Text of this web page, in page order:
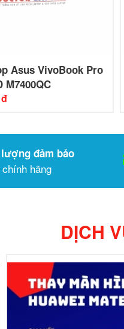
Asus VivoBook Pro
M7400QC
đảm bảo
chính hãng
DỊCH